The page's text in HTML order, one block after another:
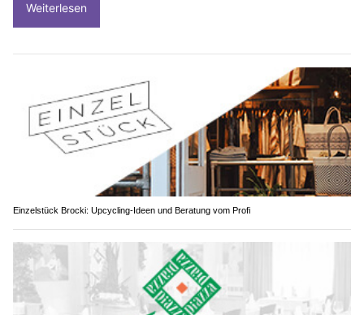
Weiterlesen
Einzelstück Brocki: Upcycling-Ideen und Beratung vom Profi